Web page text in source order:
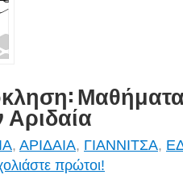
, ΑΡΙΔΑΙΑ, ΓΙΑΝΝΙΤΣΑ,
πρώτοι!